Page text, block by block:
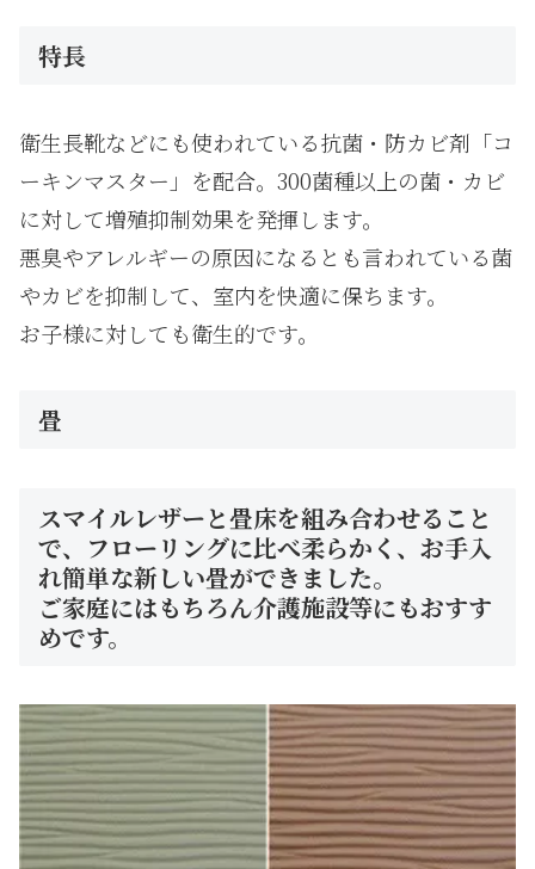
特長
衛生長靴などにも使われている抗菌・防カビ剤「コ
ーキンマスター」を配合。300菌種以上の菌・カビ
に対して増殖抑制効果を発揮します。
悪臭やアレルギーの原因になるとも言われている菌
やカビを抑制して、室内を快適に保ちます。
お子様に対しても衛生的です。
畳
スマイルレザーと畳床を組み合わせること
で、フローリングに比べ柔らかく、お手入
れ簡単な新しい畳ができました。
ご家庭にはもちろん介護施設等にもおすす
めです。